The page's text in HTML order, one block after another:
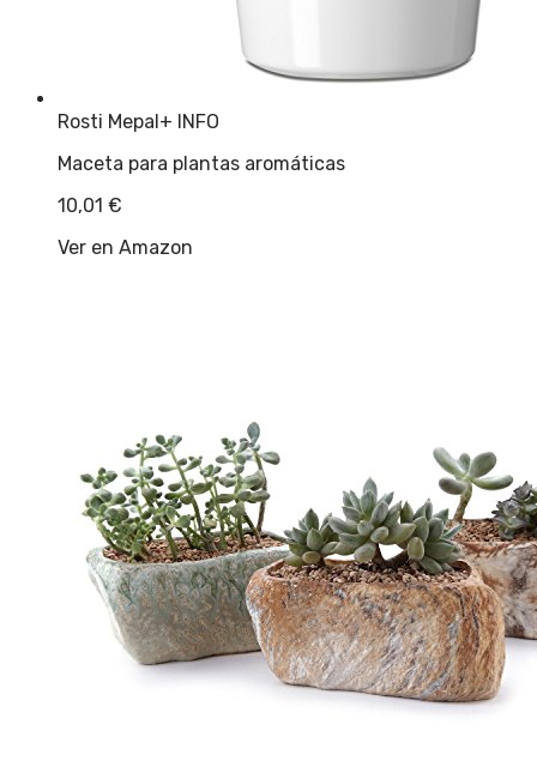
Rosti Mepal+ INFO
Maceta para plantas aromáticas
10,01 €
Ver en Amazon